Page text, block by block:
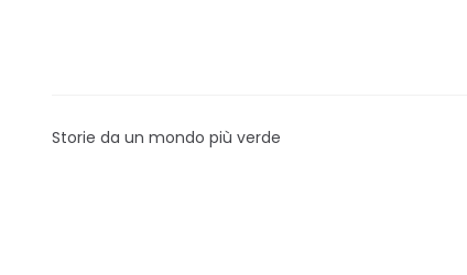
Storie da un mondo più verde